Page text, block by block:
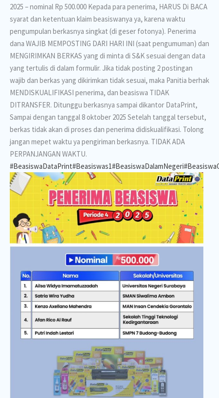
2025 – nominal Rp 500.000 Kepada para penerima, HARUS Di BACA
syarat dan ketentuan klaim beasiswanya ya, karena waktu
pengumpulan berkasnya singkat (di geser fotonya). Penerima
dana WAJIB MEMPOSTING DARI HARI INI (saat pengumuman) dan
MENGIRIMKAN BERKAS yang di minta di S&K sesuai dengan data
yang tertulis di dalam formulir. Jika tidak posting 2 postingan
wajib dan berkas yang dikirimkan tidak sesuai, maka Panitia berhak
MENDISKUALIFIKASI penerima, dan beasiswa TIDAK
DITRANSFER. Ditunggu berkasnya sampai dikantor DataPrint,
Sampai dengan tanggal 8 oktober 2025 Setelah tanggal tersebut,
berkas tidak akan di proses dan penerima didiskualifikasi. Tolong
jangan mepet waktu ya pengiriman berkasnya. TIDAK ADA
PERPANJANGAN WAKTU.
#BeasiswaDataPrint#Beasiswas1#BeasiswaDalamNegeri